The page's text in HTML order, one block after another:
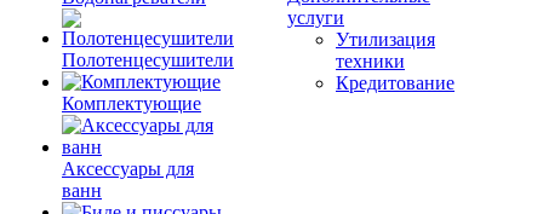
Полотенцесушители
Комплектующие
Аксессуары для
ванн
услуги
Утилизация
техники
Кредитование